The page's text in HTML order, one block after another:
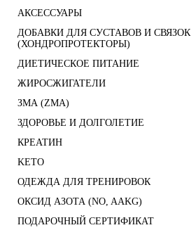
АКСЕССУАРЫ
ДОБАВКИ ДЛЯ СУСТАВОВ И СВЯЗОК
(ХОНДРОПРОТЕКТОРЫ)
ДИЕТИЧЕСКОЕ ПИТАНИЕ
ЖИРОСЖИГАТЕЛИ
ЗМА (ZMA)
ЗДОРОВЬЕ И ДОЛГОЛЕТИЕ
КРЕАТИН
KETO
ОДЕЖДА ДЛЯ ТРЕНИРОВОК
ОКСИД АЗОТА (NO, AAKG)
ПОДАРОЧНЫЙ СЕРТИФИКАТ